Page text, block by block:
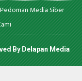
Pedoman Media Siber
ByDelapan Media